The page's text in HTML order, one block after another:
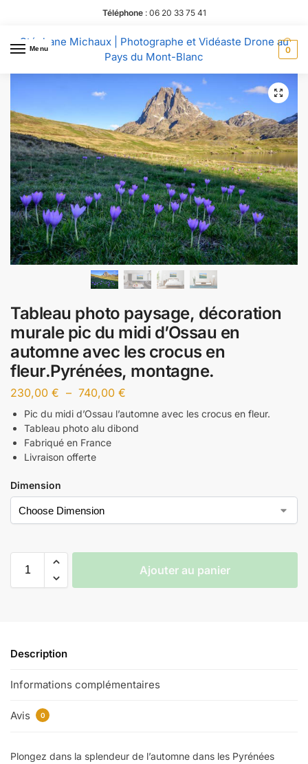
Téléphone: 06 20 33 75 41
Menu
Stéphane Michaux | Photographe et Vidéaste Drone au
Pays du Mont-Blanc
0
Tableau photo paysage, décoration
murale pic du midi d’Ossau en
automne avec les crocus en
fleur.Pyrénées, montagne.
230,00 € – 740,00 €
Pic du midi d’Ossau l’automne avec les crocus en fleur.
Tableau photo alu dibond
Fabriqué en France
Livraison offerte
Dimension
Ajouter au panier
Description
Informations complémentaires
Avis 0
Plongez dans la splendeur de l’automne dans les Pyrénées